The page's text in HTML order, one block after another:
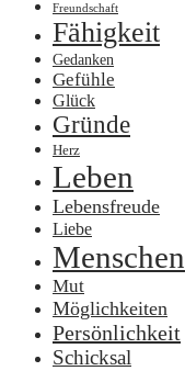
Freundschaft
Fähigkeit
Gedanken
Gefühle
Glück
Gründe
Herz
Leben
Lebensfreude
Liebe
Menschen
Mut
Möglichkeiten
Persönlichkeit
Schicksal